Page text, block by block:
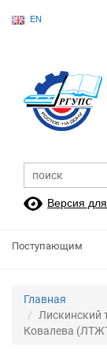
EN
Версия
Поступающим
Главная
Лискинский
Ковалева